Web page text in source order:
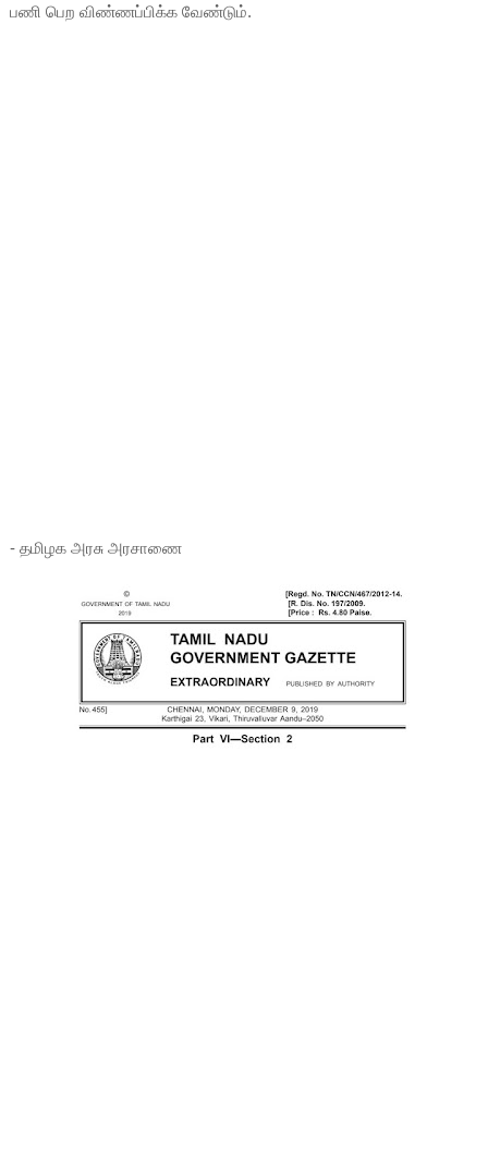
பணி பெற விண்ணப்பிக்க வேண்டும்.
- தமிழக அரசு அரசாணை